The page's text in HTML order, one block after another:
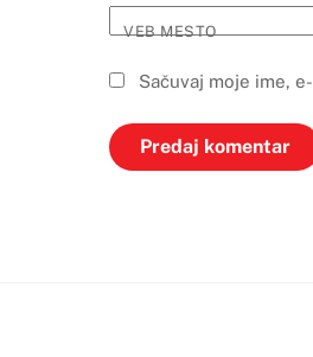
VEB MESTO
Sačuvaj moje ime,